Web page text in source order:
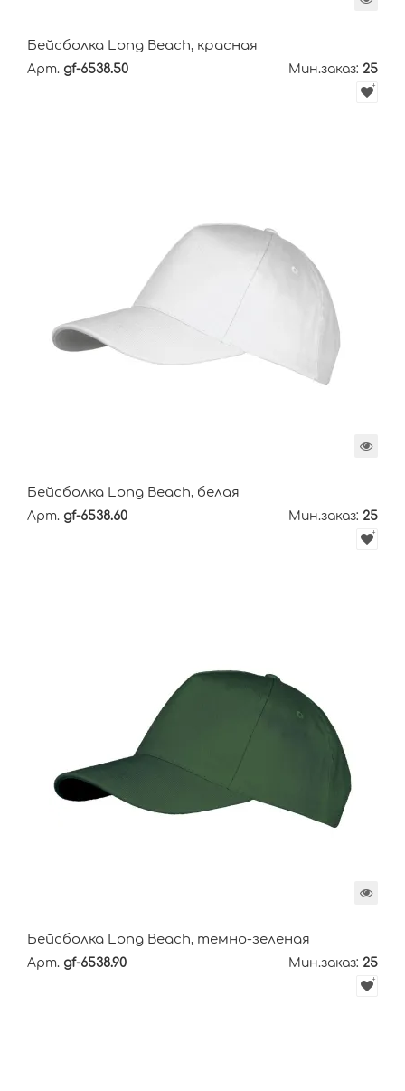
Бейсболка Long Beach, красная
Арт. gf-6538.50 Мин.заказ: 25
Бейсболка Long Beach, белая
Арт. gf-6538.60 Мин.заказ: 25
Бейсболка Long Beach, темно-зеленая
Арт. gf-6538.90 Мин.заказ: 25